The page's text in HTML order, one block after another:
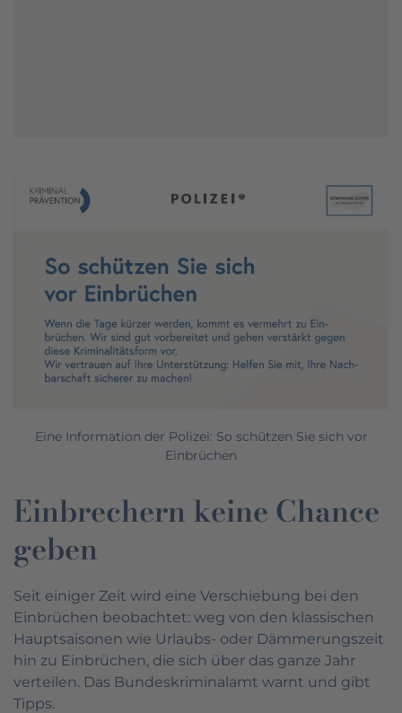
Eine Information der Polizei: So schützen Sie sich vor
Einbrüchen
Einbrechern keine Chance
geben
Seit einiger Zeit wird eine Verschiebung bei den
Einbrüchen beobachtet: weg von den klassischen
Hauptsaisonen wie Urlaubs- oder Dämmerungszeit
hin zu Einbrüchen, die sich über das ganze Jahr
verteilen. Das Bundeskriminalamt warnt und gibt
Tipps.